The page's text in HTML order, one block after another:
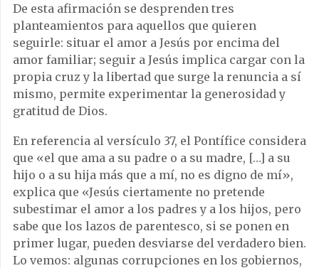
De esta afirmación se desprenden tres
planteamientos para aquellos que quieren
seguirle: situar el amor a Jesús por encima del
amor familiar; seguir a Jesús implica cargar con la
propia cruz y la libertad que surge la renuncia a sí
mismo, permite experimentar la generosidad y
gratitud de Dios.
En referencia al versículo 37, el Pontífice considera
que «el que ama a su padre o a su madre, […] a su
hijo o a su hija más que a mí, no es digno de mí»,
explica que «Jesús ciertamente no pretende
subestimar el amor a los padres y a los hijos, pero
sabe que los lazos de parentesco, si se ponen en
primer lugar, pueden desviarse del verdadero bien.
Lo vemos: algunas corrupciones en los gobiernos,